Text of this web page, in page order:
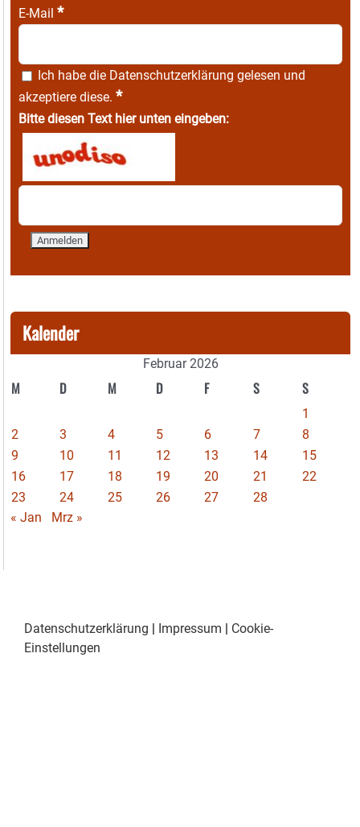
E-Mail *
Ich habe die Datenschutzerklärung gelesen und
akzeptiere diese. *
Bitte diesen Text hier unten eingeben:
Kalender
Februar 2026
M D M D F S S
1
2
3 4 5 6 7
8
9
10 11 12 13 14
15
16
17 18 19 20 21
22
23
24 25 26 27
28
« Jan
Mrz »
Datenschutzerklärung | Impressum | Cookie-
Einstellungen